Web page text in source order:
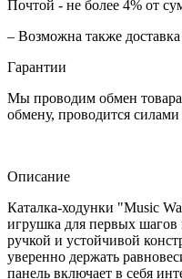
Почтой - не более 4% от
– Возможна также
Гарантии
Мы проводим обмен
обмену, проводится
Описание
Каталка-ходунки "Music
игрушка для первых
ручкой и устойчивой
уверенно держать
панель включает в себя